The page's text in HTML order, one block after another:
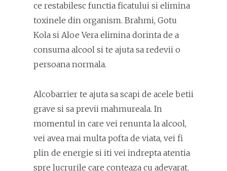
ce restabilesc functia ficatului si elimina
toxinele din organism. Brahmi, Gotu
Kola si Aloe Vera elimina dorinta de a
consuma alcool si te ajuta sa redevii o
persoana normala.
Alcobarrier te ajuta sa scapi de acele betii
grave si sa previi mahmureala. In
momentul in care vei renunta la alcool,
vei avea mai multa pofta de viata, vei fi
plin de energie si iti vei indrepta atentia
spre lucrurile care conteaza cu adevarat.